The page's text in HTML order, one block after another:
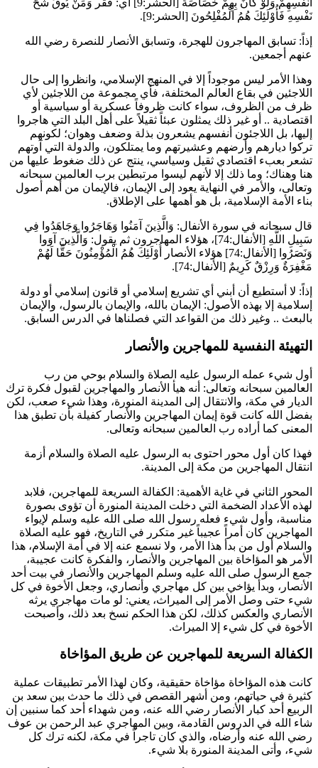
أَنْفُسِهِمْ وَلَوْ كَانَ بِهِمْ خَصَاصَةٌ [الحشر:9] أي: فقر
وَمَنْ يُوقَ شُحَّ
نَفْسِهِ فَأُوْلَئِكَ هُمُ الْمُفْلِحُونَ [الحشر:9].
إذاً: تسابق المهاجرون للهجرة، وتسابق الأنصار للنصرة رضي الله
عنهم أجمعين.
وهذا الأمر ليس موجوداً إلا في المنهج الإسلامي، وانظروا إلى حال
اللاجئين في بقاع العالم المختلفة، فأي مجموعة من اللاجئين لأي
ظرف من الظروف، سواء كانت ظروفاً عسكرية أو سياسية أو
اقتصادية .. أو غير ذلك يمثلون عبئاً ثقيلاً على أهل البلد التي هاجروا
إليها، بل اللاجئون أنفسهم يشعرون بذلة وضعف وهوان؛ لكونهم
تركوا ديارهم وأرضهم وعشيرتهم وما يمتلكون، والدولة التي آوتهم
تشعر بعبء اقتصادي ثقيل وسياسي، ينتج عن ذلك ضغوط عليها من
هنا وهناك؛ وما ذلك إلا لأنهم ليسوا مرتبطين برب العالمين سبحانه
وتعالى، والأمر في النهاية يعود إلى الإيمان، فالإيمان من أهم أصول
بناء الأمة الإسلامية، بل هو أهمها على الإطلاق.
قال سبحانه في سورة الأنفال: وَالَّذِينَ آمَنُوا وَهَاجَرُوا وَجَاهَدُوا فِي
سَبِيلِ اللَّهِ [الأنفال:74]، هؤلاء المهاجرون ثم يقول:
وَالَّذِينَ آوَوا
وَنَصَرُوا [الأنفال:74] هؤلاء الأنصار
أُوْلَئِكَ هُمُ الْمُؤْمِنُونَ حَقًّا لَهُمْ
مَغْفِرَةٌ وَرِزْقٌ كَرِيمٌ [الأنفال:74].
إذاً: لا أستطيع أن أبني أي تشريع إسلامي أو قانون إسلامي أو دولة
إسلامية إلا بهذه الأصول: الإيمان بالله، والإيمان بالرسول، والإيمان
بالبعث .. وغير ذلك من القواعد التي فصلناها في الدرس السابق.
التهيئة النفسية للمهاجرين والأنصار
أول شيء عمله الرسول عليه الصلاة والسلام بوحي من رب
العالمين سبحانه وتعالى: أنه هيأ الأنصار والمهاجرين لقبول فكرة ترك
الديار في مكة، والانتقال إلى المدينة المنورة، وهذا شيء صعب، لكن
بفضل الله كانت قوة إيمان المهاجرين والأنصار كفيلة بأن تطبق هذا
المعنى كما أراده رب العالمين سبحانه وتعالى.
فهذا كان أول محور احتوى به الرسول عليه الصلاة والسلام أزمة
انتقال المهاجرين من مكة إلى المدينة.
المحور الثاني في غاية الأهمية: الكفالة السريعة للمهاجرين، فلابد
لهذه الأعداد الضخمة التي دخلت المدينة المنورة أن تؤوى بصورة
مناسبة، وأول شيء فعله رسول الله صلى الله عليه وسلم لإيواء
المهاجرين كان أمراً عجيباً غير متكرر في التاريخ، فهو عليه الصلاة
والسلام أول من بدأ هذا الأمر، ولا نسمع عنه إلا في أمة الإسلام، هذا
الأمر هو المؤاخاة بين المهاجرين والأنصار، والفكرة كانت عجيبة،
جمع الرسول صلى الله عليه وسلم المهاجرين والأنصار في بيت أحد
الأنصار، وبدأ يؤاخي بين كل مهاجري وأنصاري، وجعل الأخوة في كل
شيء حتى وصل الأمر إلى الميراث، يعني: لو مات مهاجري يرثه
الأنصاري والعكس كذلك، لكن هذا الحكم نسخ بعد ذلك، وأصبحت
الأخوة في كل شيء إلا الميراث.
الكفالة السريعة للمهاجرين عن طريق المؤاخاة
كانت هذه المؤاخاة مؤاخاة حقيقية، وكان لهذا الأمر تطبيقات عملية
كثيرة في حياتهم، ومن أشهر القصص في ذلك ما حدث بين سعد بن
الربيع أحد كبار الأنصار رضي الله عنه، ومن شهداء أحد كما سنبين إن
شاء الله في الدروس القادمة، وبين المهاجري عبد الرحمن بن عوف
رضي الله عنه وأرضاه، والذي كان تاجراً في مكة، لكنه ترك كل
شيء، وأتى المدينة المنورة بلا شيء.